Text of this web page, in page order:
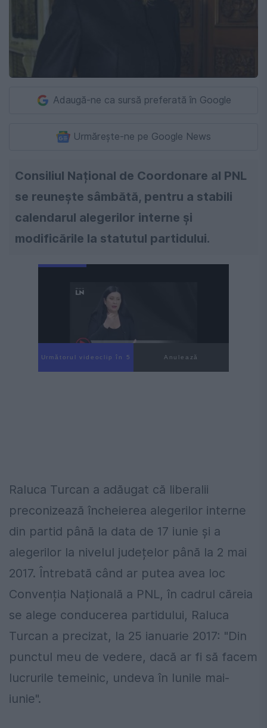
Adaugă-ne ca sursă preferată în Google
Urmărește-ne pe Google News
Consiliul Național de Coordonare al PNL
se reunește sâmbătă, pentru a stabili
calendarul alegerilor interne și
modificările la statutul partidului.
Următorul videoclip în 4 Anulează
Raluca Turcan a adăugat că liberalii
preconizează încheierea alegerilor interne
din partid până la data de 17 iunie și a
alegerilor la nivelul județelor până la 2 mai
2017. Întrebată când ar putea avea loc
Convenția Națională a PNL, în cadrul căreia
se alege conducerea partidului, Raluca
Turcan a precizat, la 25 ianuarie 2017: "Din
punctul meu de vedere, dacă ar fi să facem
lucrurile temeinic, undeva în lunile mai-
iunie".